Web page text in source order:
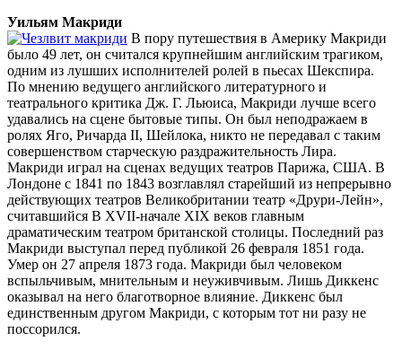
Уильям Макриди
В пору путешествия в Америку Макриди
было 49 лет, он считался крупнейшим английским трагиком,
одним из лушших исполнителей ролей в пьесах Шекспира.
По мнению ведущего английского литературного и
театрального критика Дж. Г. Льюиса, Макриди лучше всего
удавались на сцене бытовые типы. Он был неподражаем в
ролях Яго, Ричарда II, Шейлока, никто не передавал с таким
совершенством старческую раздражительность Лира.
Макриди играл на сценах ведущих театров Парижа, США. В
Лондоне с 1841 по 1843 возглавлял старейший из непрерывно
действующих театров Великобритании театр «Друри-Лейн»,
считавшийся В XVII-начале XIX веков главным
драматическим театром британской столицы. Последний раз
Макриди выступал перед публикой 26 февраля 1851 года.
Умер он 27 апреля 1873 года. Макриди был человеком
вспыльчивым, мнительным и неуживчивым. Лишь Диккенс
оказывал на него благотворное влияние. Диккенс был
единственным другом Макриди, с которым тот ни разу не
поссорился.